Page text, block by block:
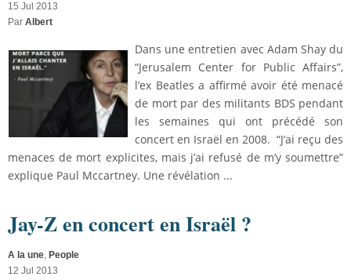
15 Jul 2013
Par Albert
Dans une entretien avec Adam Shay du
“Jerusalem Center for Public Affairs”,
l’ex Beatles a affirmé avoir été menacé
de mort par des militants BDS pendant
les semaines qui ont précédé son
concert en Israël en 2008. “J’ai reçu des
menaces de mort explicites, mais j’ai refusé de m’y soumettre”
explique Paul Mccartney. Une révélation ...
Jay-Z en concert en Israël ?
A la une, People
12 Jul 2013